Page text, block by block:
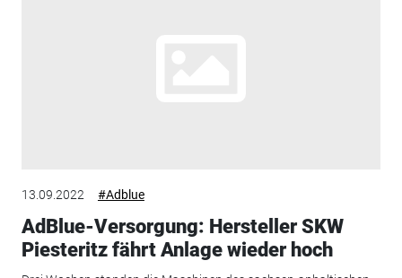
13.09.2022 #Adblue
AdBlue-Versorgung: Hersteller SKW
Piesteritz fährt Anlage wieder hoch